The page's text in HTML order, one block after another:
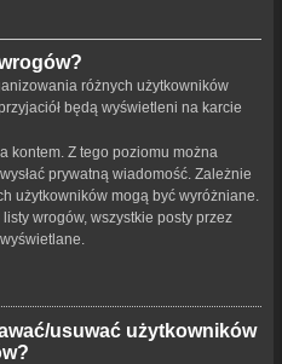
różnych użytkowników
będą wyświetleni na karcie
kontem. Z tego poziomu można
prywatną wiadomość. Zależnie
użytkowników mogą być wyróżniane.
wrogów, wszystkie posty przez
usuwać użytkowników